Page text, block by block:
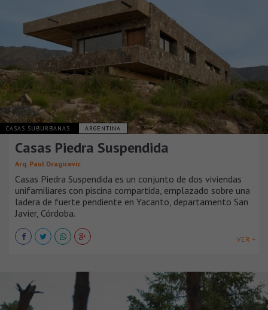
CASAS SUBURBANAS ARGENTINA
Casas Piedra Suspendida
Arq. Paul Dragicevic
Casas Piedra Suspendida es un conjunto de dos viviendas
unifamiliares con piscina compartida, emplazado sobre una
ladera de fuerte pendiente en Yacanto, departamento San
Javier, Córdoba.
VER +